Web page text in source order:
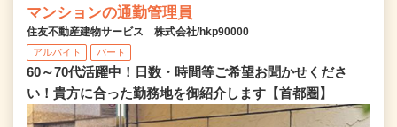
マンションの通勤管理員
住友不動産建物サービス 株式会社/hkp90000
アルバイト パート
60～70代活躍中！日数・時間等ご希望お聞かせくださ
い！貴方に合った勤務地を御紹介します【首都圏】